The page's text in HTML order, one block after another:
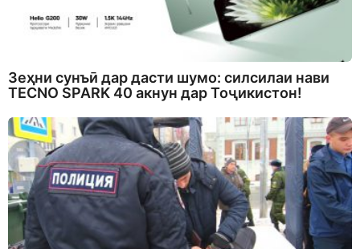
Зеҳни сунъӣ дар дасти шумо: силсилаи нави
TECNO SPARK 40 акнун дар Тоҷикистон!